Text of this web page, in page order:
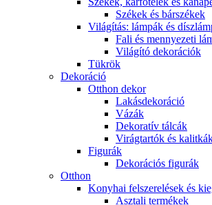
Székek és bárszékek
Világítás: lámpák és
Fali és mennyezeti
Világító dekorációk
Tükrök
Dekoráció
Otthon dekor
Lakásdekoráció
Vázák
Dekoratív tálcák
Virágtartók és
Figurák
Dekorációs figurák
Otthon
Konyhai felszerelések és
Asztali termékek